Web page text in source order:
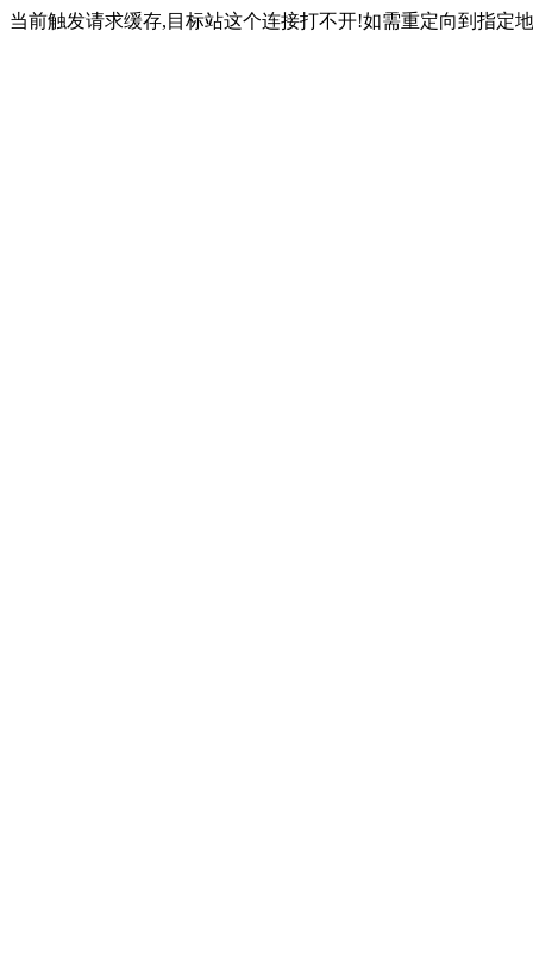
当前触发请求缓存,目标站这个连接打不开!如需重定向到指定